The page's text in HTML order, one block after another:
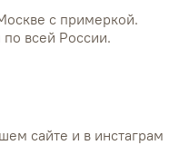
с примеркой.
всей России.
сайте и в инстаграм